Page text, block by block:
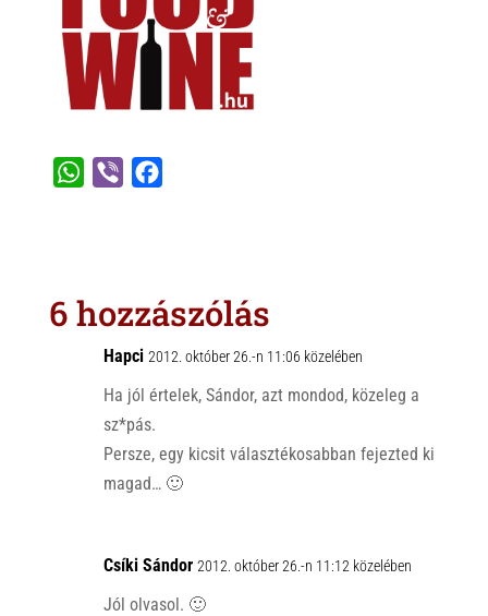
A
o
o
k
6 hozzászólás
Hapci 2012. október 26.-n 11:06 közelében
Ha jól értelek, Sándor, azt mondod, közeleg a
sz*pás.
Persze, egy kicsit választékosabban fejezted ki
magad… 🙂
Csíki Sándor 2012. október 26.-n 11:12 közelében
Jól olvasol. 🙂